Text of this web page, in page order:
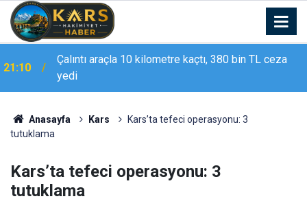
21:10
Çalıntı araçla 10 kilometre kaçtı, 380 bin TL ceza
yedi
Anasayfa Kars
Kars’ta tefeci operasyonu: 3
tutuklama
Kars’ta tefeci operasyonu: 3
tutuklama